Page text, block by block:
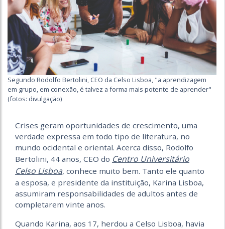
Segundo Rodolfo Bertolini, CEO da Celso Lisboa, "a aprendizagem
em grupo, em conexão, é talvez a forma mais potente de aprender"
(fotos: divulgação)
Crises geram oportunidades de crescimento, uma
verdade expressa em todo tipo de literatura, no
mundo ocidental e oriental. Acerca disso, Rodolfo
Bertolini, 44 anos, CEO do Centro Universitário
Celso Lisboa, conhece muito bem. Tanto ele quanto
a esposa, e presidente da instituição, Karina Lisboa,
assumiram responsabilidades de adultos antes de
completarem vinte anos.
Quando Karina, aos 17, herdou a Celso Lisboa, havia